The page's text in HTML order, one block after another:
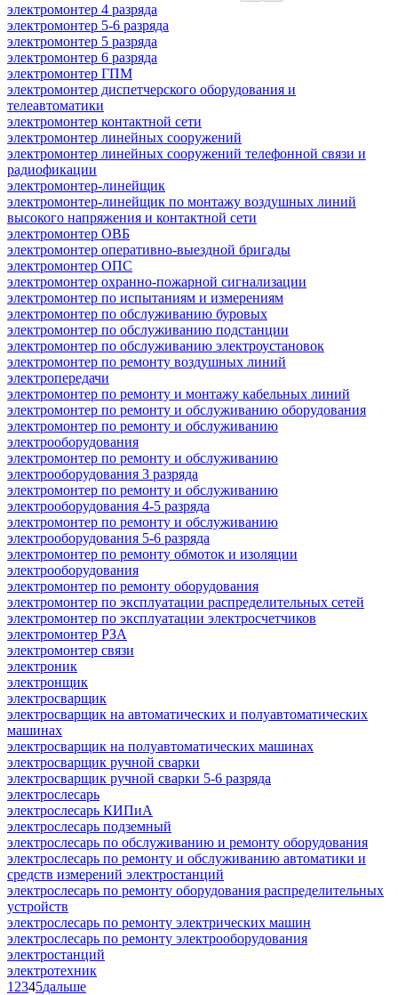
электромонтер 4 разряда
электромонтер 5-6 разряда
электромонтер 5 разряда
электромонтер 6 разряда
электромонтер ГПМ
электромонтер диспетчерского оборудования и
телеавтоматики
электромонтер контактной сети
электромонтер линейных сооружений
электромонтер линейных сооружений телефонной связи и
радиофикации
электромонтер-линейщик
электромонтер-линейщик по монтажу воздушных линий
высокого напряжения и контактной сети
электромонтер ОВБ
электромонтер оперативно-выездной бригады
электромонтер ОПС
электромонтер охранно-пожарной сигнализации
электромонтер по испытаниям и измерениям
электромонтер по обслуживанию буровых
электромонтер по обслуживанию подстанции
электромонтер по обслуживанию электроустановок
электромонтер по ремонту воздушных линий
электропередачи
электромонтер по ремонту и монтажу кабельных линий
электромонтер по ремонту и обслуживанию оборудования
электромонтер по ремонту и обслуживанию
электрооборудования
электромонтер по ремонту и обслуживанию
электрооборудования 3 разряда
электромонтер по ремонту и обслуживанию
электрооборудования 4-5 разряда
электромонтер по ремонту и обслуживанию
электрооборудования 5-6 разряда
электромонтер по ремонту обмоток и изоляции
электрооборудования
электромонтер по ремонту оборудования
электромонтер по эксплуатации распределительных сетей
электромонтер по эксплуатации электросчетчиков
электромонтер РЗА
электромонтер связи
электроник
электронщик
электросварщик
электросварщик на автоматических и полуавтоматических
машинах
электросварщик на полуавтоматических машинах
электросварщик ручной сварки
электросварщик ручной сварки 5-6 разряда
электрослесарь
электрослесарь КИПиА
электрослесарь подземный
электрослесарь по обслуживанию и ремонту оборудования
электрослесарь по ремонту и обслуживанию автоматики и
средств измерений электростанций
электрослесарь по ремонту оборудования распределительных
устройств
электрослесарь по ремонту электрических машин
электрослесарь по ремонту электрооборудования
электростанций
электротехник
1 2345дальше